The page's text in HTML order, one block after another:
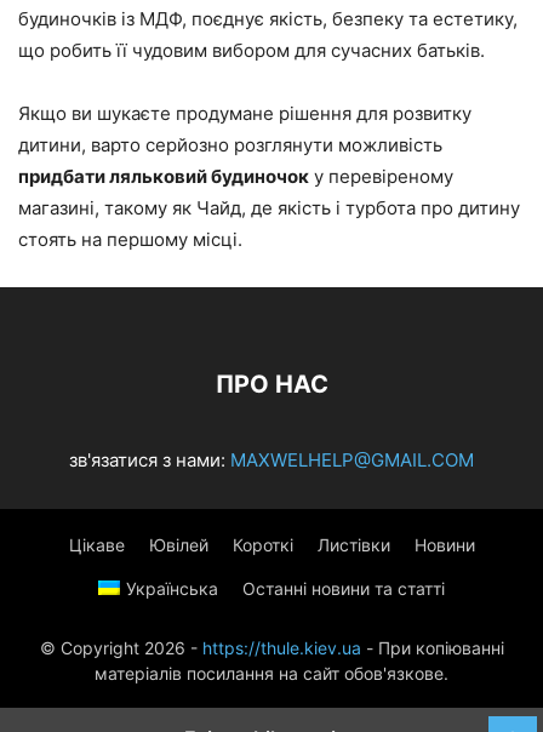
будиночків із МДФ, поєднує якість, безпеку та естетику,
що робить її чудовим вибором для сучасних батьків.
Якщо ви шукаєте продумане рішення для розвитку
дитини, варто серйозно розглянути можливість
придбати ляльковий будиночок у перевіреному
магазині, такому як Чайд, де якість і турбота про дитину
стоять на першому місці.
ПРО НАС
зв'язатися з нами: MAXWELHELP@GMAIL.COM
Цікаве Ювілей Короткі Листівки Новини
Українська Останні новини та статті
© Copyright 2026 - https://thule.kiev.ua - При копіюванні
матеріалів посилання на сайт обов'язкове.